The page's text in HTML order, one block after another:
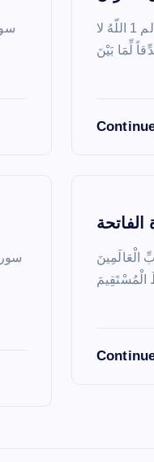
سورة آل عمران – سورة 3 – عدد آياتها 200 بسم الله الرحمن الرحيم الم 1 اللّهُ لا
لِلَّهِ رَبِّ الْعَالَمِينَ